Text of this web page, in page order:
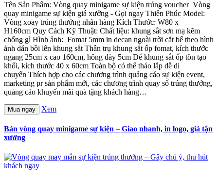
Tên Sản Phẩm: Vòng quay minigame sự kiện trúng voucher Vòng
quay minigame sự kiện giá xưởng - Gọi ngay Thiên Phúc Model:
Vòng xoay trúng thưởng nhãn hàng Kích Thước: W80 x
H160cm Quy Cách Kỹ Thuật: Chất liệu: khung sắt sơn mạ kẽm
chống gỉ Hình ảnh: Fomat 5mm in decan ngoài trời cắt bế theo hình
ảnh dán bồi lên khung sắt Thân trụ khung sắt ốp fomat, kích thước
ngang 25cm x cao 160cm, hông dày 5cm Đế khung sắt ốp tôn tạo
khối, kích thước 40 x 60cm Toàn bộ có thể tháo lắp dễ di
chuyển Thích hợp cho các chương trình quảng cáo sự kiện event,
marketing pr sản phẩm mới, các chương trình quay số trúng thưởng,
quảng cáo khuyến mãi quà tặng khách hàng…
Mua ngay Xem
Bán vòng quay minigame sự kiện – Giao nhanh, in logo, giá tận
xưởng